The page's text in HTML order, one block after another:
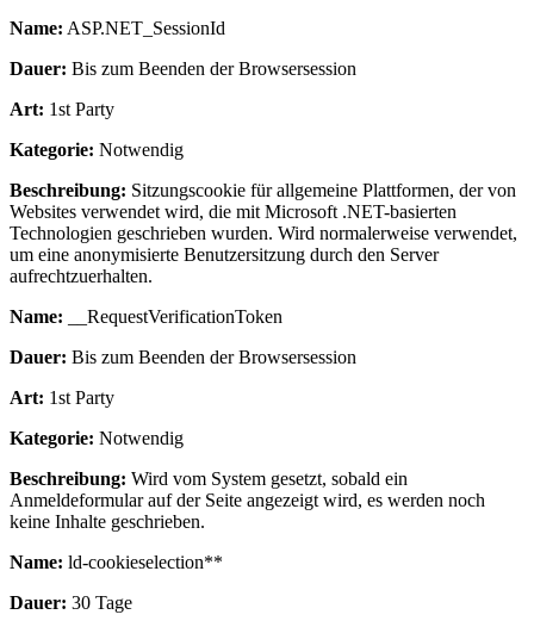
Name: ASP.NET_SessionId
Dauer: Bis zum Beenden der Browsersession
Art: 1st Party
Kategorie: Notwendig
Beschreibung: Sitzungscookie für allgemeine Plattformen, der von
Websites verwendet wird, die mit Microsoft .NET-basierten
Technologien geschrieben wurden. Wird normalerweise verwendet,
um eine anonymisierte Benutzersitzung durch den Server
aufrechtzuerhalten.
Name: __RequestVerificationToken
Dauer: Bis zum Beenden der Browsersession
Art: 1st Party
Kategorie: Notwendig
Beschreibung: Wird vom System gesetzt, sobald ein
Anmeldeformular auf der Seite angezeigt wird, es werden noch
keine Inhalte geschrieben.
Name: ld-cookieselection**
Dauer: 30 Tage